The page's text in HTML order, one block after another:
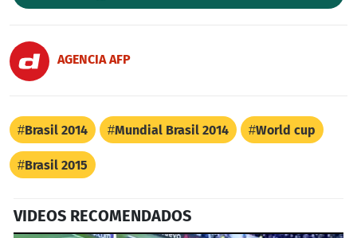
AGENCIA AFP
Brasil 2014 Mundial Brasil 2014 World cup
Brasil 2015
VIDEOS RECOMENDADOS